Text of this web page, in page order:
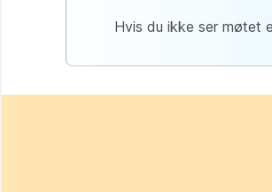
Hvis du ikke ser møtet